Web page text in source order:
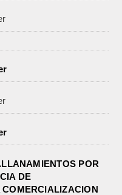
POR
DE
COMERCIALIZACION